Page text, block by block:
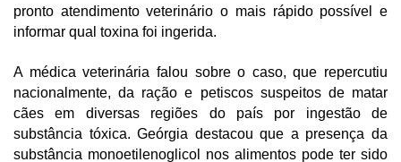
pronto atendimento veterinário o mais rápido possível e
informar qual toxina foi ingerida.
A médica veterinária falou sobre o caso, que repercutiu
nacionalmente, da ração e petiscos suspeitos de matar
cães em diversas regiões do país por ingestão de
substância tóxica. Geórgia destacou que a presença da
substância monoetilenoglicol nos alimentos pode ter sido